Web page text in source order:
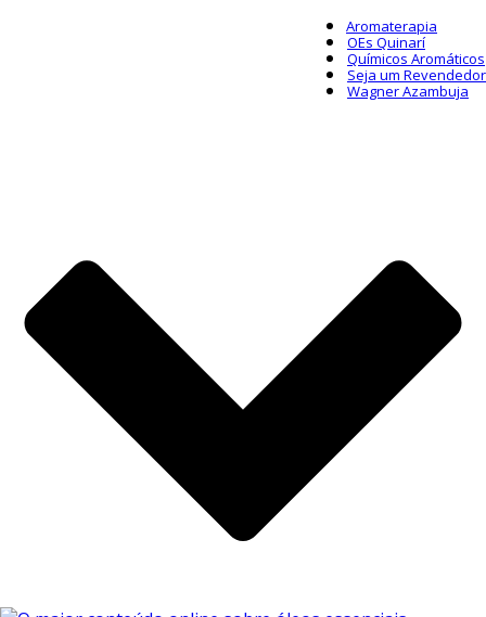
Aromaterapia
OEs Quinarí
Químicos Aromáticos
Seja um Revendedor
Wagner Azambuja